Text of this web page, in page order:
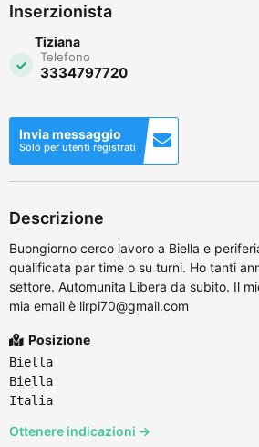
Inserzionista
Tiziana
Telefono
3334797720
Invia messaggio
Solo per utenti registrati
Descrizione
Buongiorno cerco lavoro a Biella e
qualificata par time o su turni. Ho tanti
settore. Automunita Libera da subito. Il
mia email è lirpi70@gmail.com
Posizione
Biella
Biella
Italia
Ottenere indicazioni →